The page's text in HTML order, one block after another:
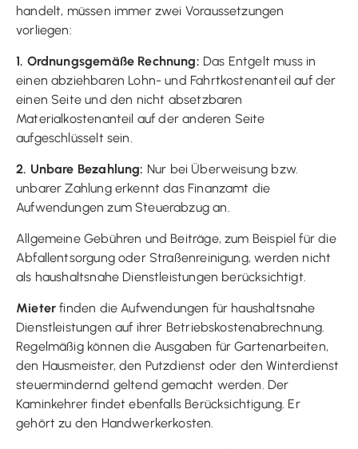
handelt, müssen immer zwei Voraussetzungen
vorliegen:
1. Ordnungsgemäße Rechnung: Das Entgelt muss in
einen abziehbaren Lohn- und Fahrtkostenanteil auf der
einen Seite und den nicht absetzbaren
Materialkostenanteil auf der anderen Seite
aufgeschlüsselt sein.
2. Unbare Bezahlung: Nur bei Überweisung bzw.
unbarer Zahlung erkennt das Finanzamt die
Aufwendungen zum Steuerabzug an.
Allgemeine Gebühren und Beiträge, zum Beispiel für die
Abfallentsorgung oder Straßenreinigung, werden nicht
als haushaltsnahe Dienstleistungen berücksichtigt.
Mieter finden die Aufwendungen für haushaltsnahe
Dienstleistungen auf ihrer Betriebskostenabrechnung.
Regelmäßig können die Ausgaben für Gartenarbeiten,
den Hausmeister, den Putzdienst oder den Winterdienst
steuermindernd geltend gemacht werden. Der
Kaminkehrer findet ebenfalls Berücksichtigung. Er
gehört zu den Handwerkerkosten.